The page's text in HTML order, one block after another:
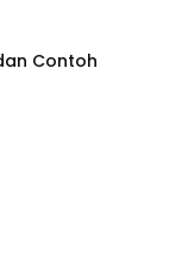
Contoh